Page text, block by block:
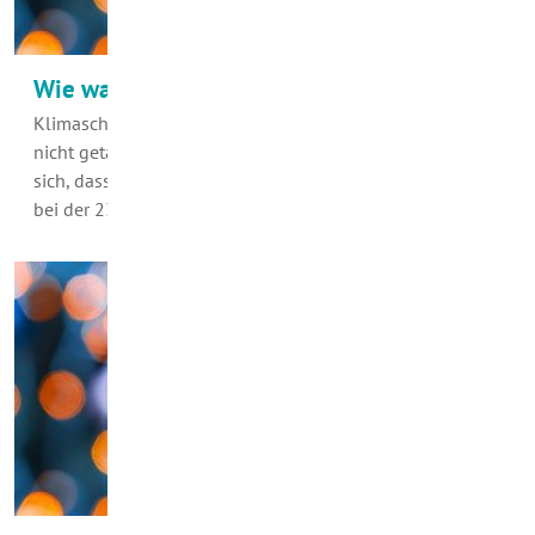
Wie war das noch gleich mit Fidschi?
Klimaschutz ist in aller Munde. Leider ist gesagt, noch
nicht getan – und oft schnell vergessen. Erinnern Sie
sich, dass im vergangenen November die Fidschi-Inseln
bei der 23. Klimakonferenz der…